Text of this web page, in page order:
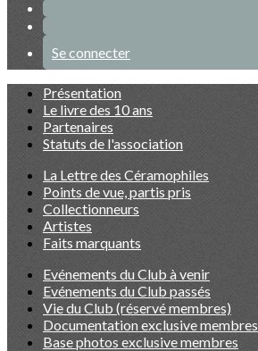
Se connecter
Présentation
Le livre des 10 ans
Partenaires
Statuts de l'association
La Lettre des Céramophiles
Points de vue, partis pris
Collectionneurs
Artistes
Faits marquants
Evénements du Club à venir
Evénements du Club passés
Vie du Club (réservé membres)
Documentation exclusive membres
Base photos exclusive membres